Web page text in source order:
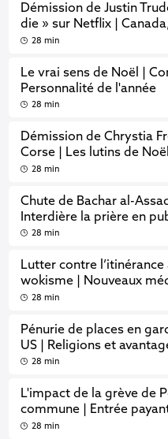
Démission de Justin
die » sur Netflix |
28 min
Le vrai sens de Noël |
Personnalité de l'année
28 min
Démission de Chrystia
Corse | Les lutins de Noël
28 min
Chute de Bachar al-
Interdière la prière en
28 min
Lutter contre
wokisme | Nouveaux
28 min
Pénurie de places en
US | Religions et
28 min
L'impact de la grève de
commune | Entrée
28 min